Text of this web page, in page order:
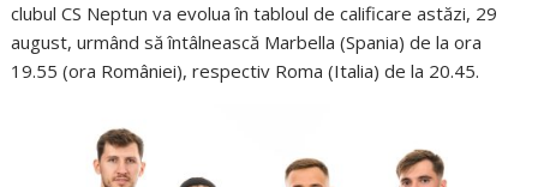
clubul CS Neptun va evolua în tabloul de calificare astăzi, 29
august, urmând să întâlnească Marbella (Spania) de la ora
19.55 (ora României), respectiv Roma (Italia) de la 20.45.